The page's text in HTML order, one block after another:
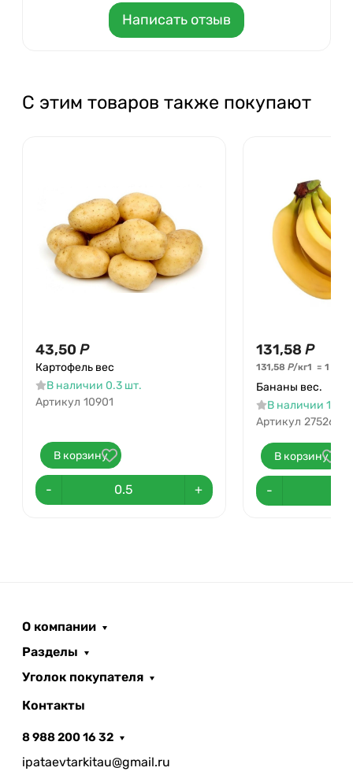
Написать отзыв
С этим товаров также покупают
43,50 Р
Картофель вес
В наличии 0.3 шт.
Артикул 10901
В корзину
- +
131,58 Р
131,58 Р/кг1 = 1
Бананы вес.
В наличии 160
Артикул 27526
В корзину
-
О компании
Разделы
Уголок покупателя
Контакты
8 988 200 16 32
ipataevtarkitau@gmail.ru